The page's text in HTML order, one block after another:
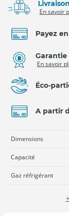
En savoir
Payez
Garantie
En savoir
Éco-
A partir
Dimensions
Capacité
Gaz réfrigérant